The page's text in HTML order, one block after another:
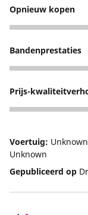
Opnieuw kopen
2
Bandenprestaties
3
Prijs-
3
Voertuig: Unknown
Unknown
Gepubliceerd op